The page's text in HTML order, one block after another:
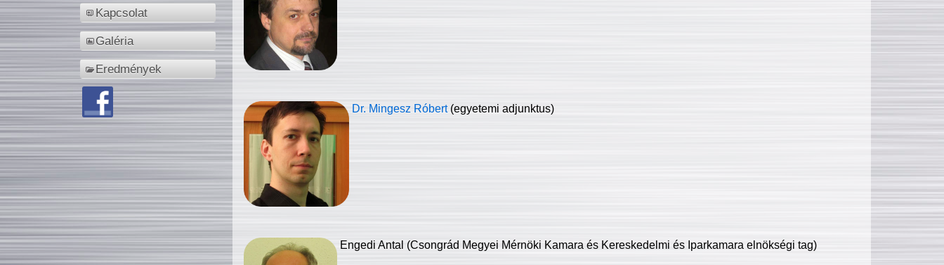
Kapcsolat
Galéria
Eredmények
Dr. Mingesz Róbert (egyetemi adjunktus)
Engedi Antal (Csongrád Megyei Mérnöki Kamara és Kereskedelmi és Iparkamara elnökségi tag)